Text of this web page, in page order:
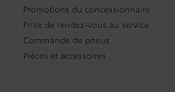
Promotions du concessionnaire
Prise de rendez-vous au service
Commande de pneus
Pièces et accessoires